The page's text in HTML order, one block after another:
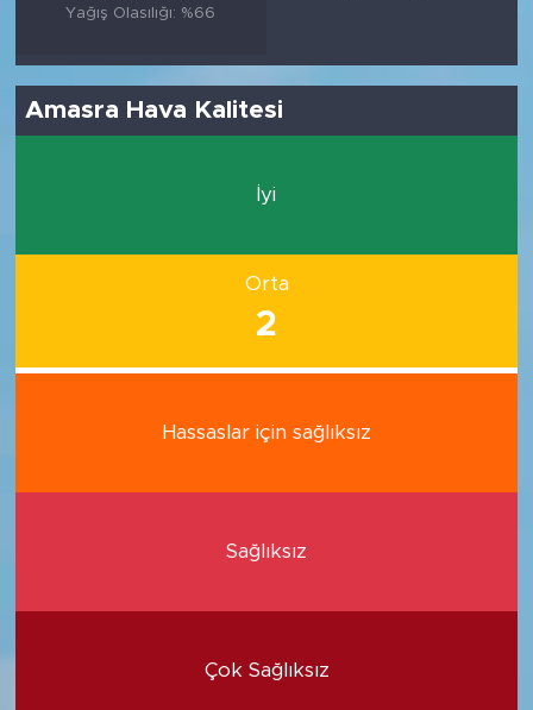
Yağış Olasılığı: %66
Amasra Hava Kalitesi
İyi
Orta
2
Hassaslar için sağlıksız
Sağlıksız
Çok Sağlıksız